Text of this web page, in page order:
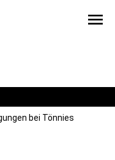
menu
bei Tönnies